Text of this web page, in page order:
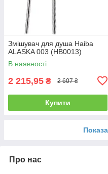
Змішувач для душа Haiba
ALASKA 003 (HB0013)
В наявності
2 215,95 ₴ 2 607 ₴
Купити
Про нас